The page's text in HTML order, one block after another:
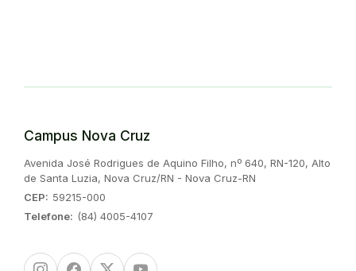
Campus Nova Cruz
Endereço:
Avenida José Rodrigues de Aquino Filho, nº 640, RN-120, Alto
de Santa Luzia, Nova Cruz/RN - Nova Cruz-RN
CEP: 59215-000
Telefone: (84) 4005-4107
InstagramFacebookTwitter/XYoutube